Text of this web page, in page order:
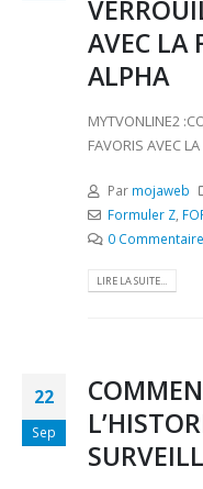
AVEC LA
ALPHA
MYTVONLINE2
FAVORIS AVEC
Par mojaweb
Formuler Z,
0
LIRE LA SUITE...
22
Sep